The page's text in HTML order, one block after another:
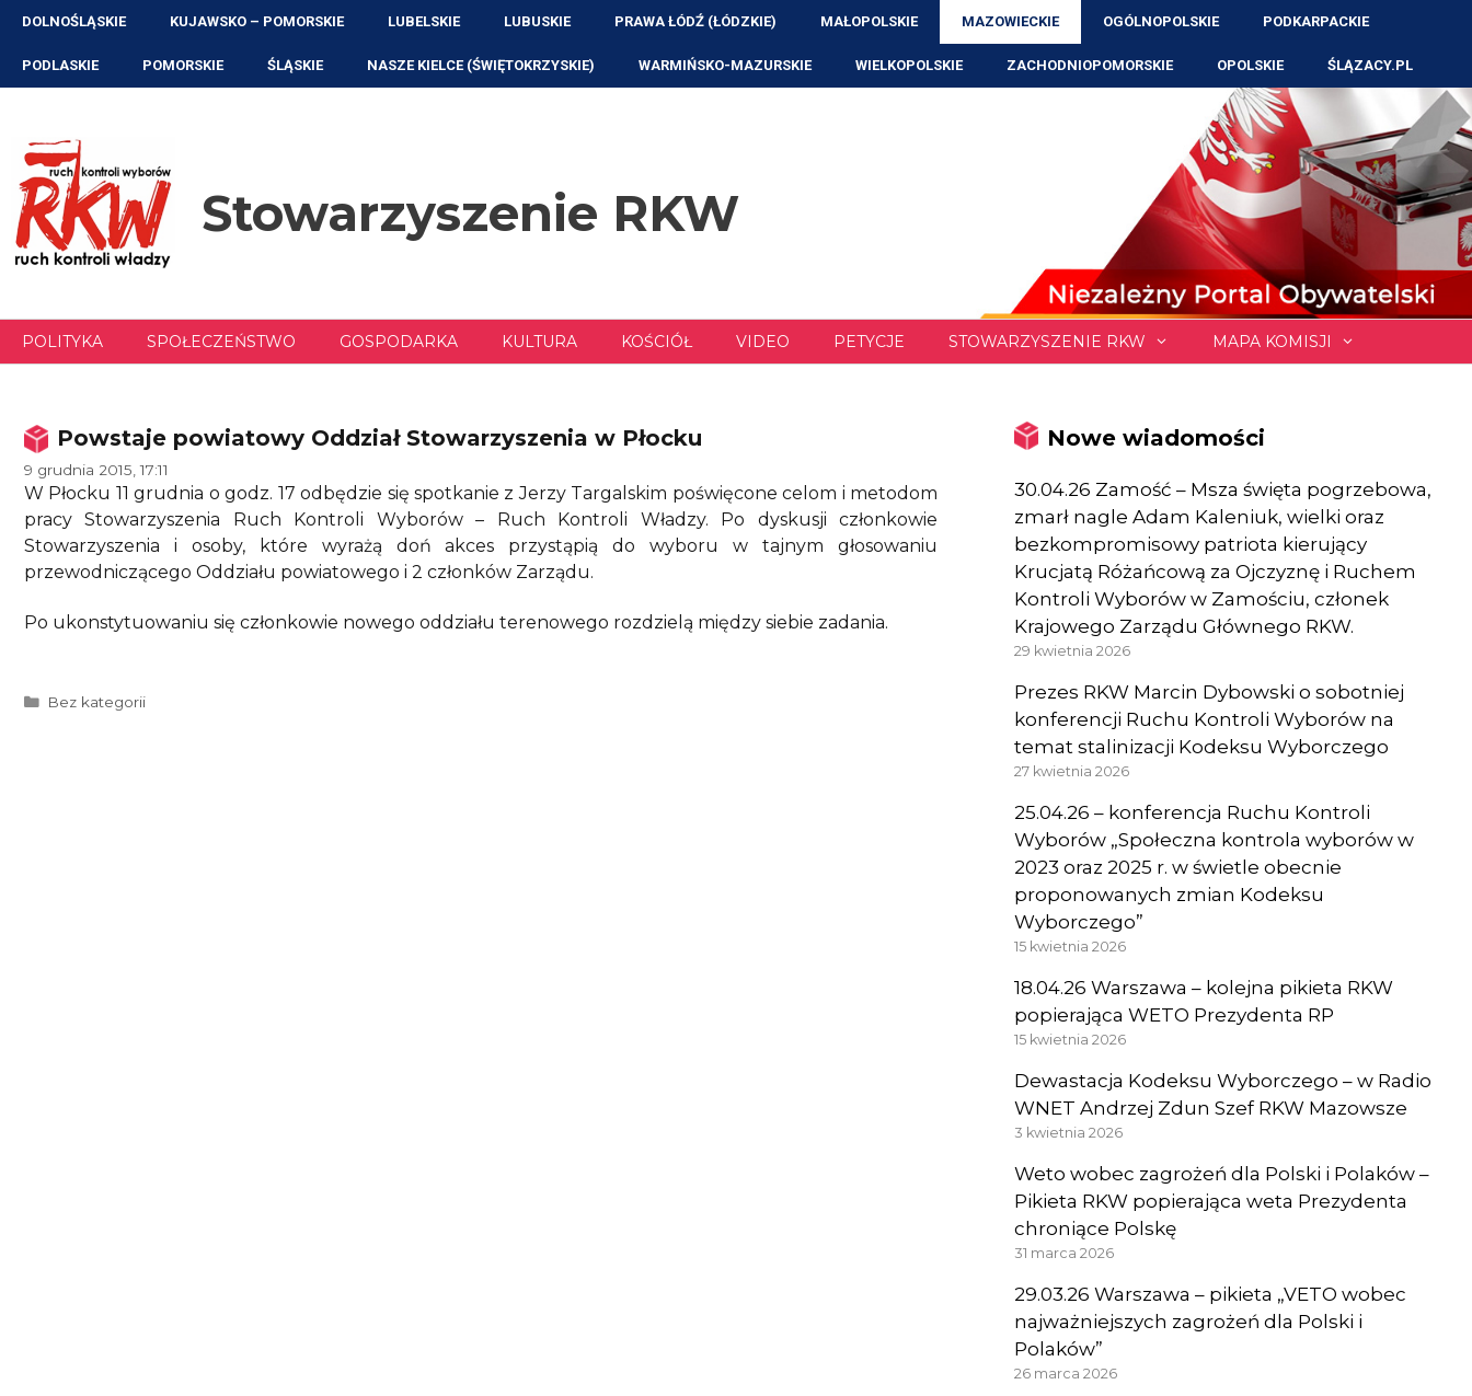
Przejdź
treści
DOLNOŚLĄSKIE KUJAWSKO – POMORSKIE LUBELSKIE LUBUSKIE PRAWA ŁÓDŹ (ŁÓDZKIE) MAŁOPOLSKIE MAZOWIECKIE OGÓLNOPOLSKIE PODKARPACKIE
PODLASKIE POMORSKIE ŚLĄSKIE NASZE KIELCE (ŚWIĘTOKRZYSKIE) WARMIŃSKO-MAZURSKIE WIELKOPOLSKIE ZACHODNIOPOMORSKIE OPOLSKIE ŚLĄZACY.PL
Stowarzyszenie RKW
POLITYKA SPOŁECZEŃSTWO GOSPODARKA KULTURA KOŚCIÓŁ VIDEO PETYCJE STOWARZYSZENIE RKW MAPA KOMISJI
Powstaje powiatowy Oddział Stowarzyszenia w Płocku
9 grudnia 2015, 17:11
W Płocku 11 grudnia o godz. 17 odbędzie się spotkanie z Jerzy Targalskim poświęcone celom i metodom
pracy Stowarzyszenia Ruch Kontroli Wyborów – Ruch Kontroli Władzy. Po dyskusji członkowie
Stowarzyszenia i osoby, które wyrażą doń akces przystąpią do wyboru w tajnym głosowaniu
przewodniczącego Oddziału powiatowego i 2 członków Zarządu.
Po ukonstytuowaniu się członkowie nowego oddziału terenowego rozdzielą między siebie zadania.
Kategorie
Bez kategorii
Nowe wiadomości
30.04.26 Zamość – Msza święta pogrzebowa,
zmarł nagle Adam Kaleniuk, wielki oraz
bezkompromisowy patriota kierujący
Krucjatą Różańcową za Ojczyznę i Ruchem
Kontroli Wyborów w Zamościu, członek
Krajowego Zarządu Głównego RKW.
29 kwietnia 2026
Prezes RKW Marcin Dybowski o sobotniej
konferencji Ruchu Kontroli Wyborów na
temat stalinizacji Kodeksu Wyborczego
27 kwietnia 2026
25.04.26 – konferencja Ruchu Kontroli
Wyborów „Społeczna kontrola wyborów w
2023 oraz 2025 r. w świetle obecnie
proponowanych zmian Kodeksu
Wyborczego”
15 kwietnia 2026
18.04.26 Warszawa – kolejna pikieta RKW
popierająca WETO Prezydenta RP
15 kwietnia 2026
Dewastacja Kodeksu Wyborczego – w Radio
WNET Andrzej Zdun Szef RKW Mazowsze
3 kwietnia 2026
Weto wobec zagrożeń dla Polski i Polaków –
Pikieta RKW popierająca weta Prezydenta
chroniące Polskę
31 marca 2026
29.03.26 Warszawa – pikieta „VETO wobec
najważniejszych zagrożeń dla Polski i
Polaków”
26 marca 2026